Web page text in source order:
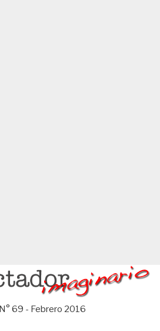
N° 69 - Febrero 2016